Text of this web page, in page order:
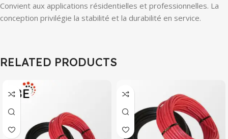
Convient aux applications résidentielles et professionnelles. La
conception privilégie la stabilité et la durabilité en service.
RELATED PRODUCTS